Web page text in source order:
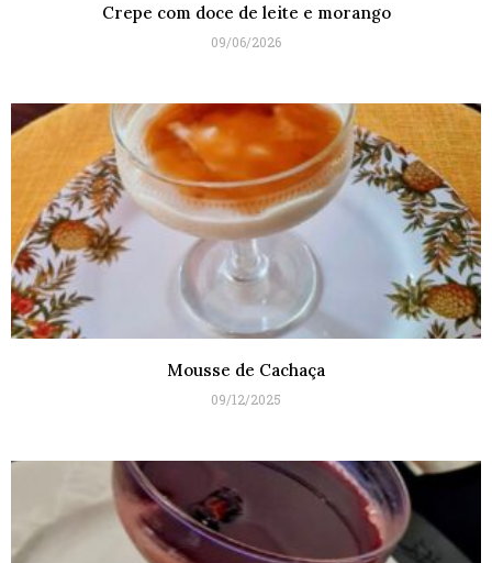
Crepe com doce de leite e morango
09/06/2026
Mousse de Cachaça
09/12/2025